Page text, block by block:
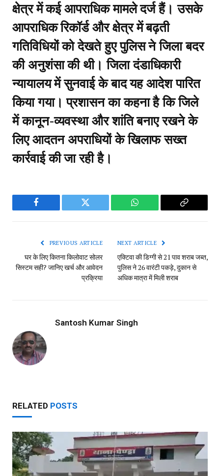
क्षेत्र में कई आपराधिक मामले दर्ज हैं। उसके
आपराधिक रिकॉर्ड और क्षेत्र में बढ़ती
गतिविधियों को देखते हुए पुलिस ने जिला बदर
की अनुशंसा की थी। जिला दंडाधिकारी
न्यायालय में सुनवाई के बाद यह आदेश पारित
किया गया। प्रशासन का कहना है कि जिले
में कानून-व्यवस्था और शांति बनाए रखने के
लिए आदतन अपराधियों के खिलाफ सख्त
कार्रवाई की जा रही है।
Facebook Twitter WhatsApp
Copy
PREVIOUS ARTICLE
घर के लिए कितना क‍िलोवाट सोलर
सिस्टम सही? जानिए खर्च और आवेदन
प्रक्रिया
NEXT ARTICLE
एक्टिवा की डिग्गी से 21 पाव शराब जब्त,
पुलिस ने 26 वारंटी पकड़े, दुकान से
अधिक मात्रा में मिली शराब
Santosh Kumar Singh
RELATED POSTS